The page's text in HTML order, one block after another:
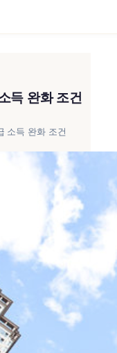
득 완화 조건
소득 완화 조건